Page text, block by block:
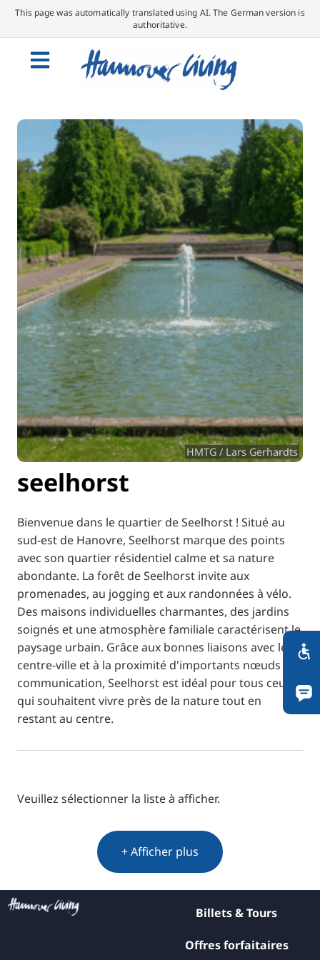
This page was automatically translated using AI. The German version is
authoritative.
HMTG / Lars Gerhardts
seelhorst
Bienvenue dans le quartier de Seelhorst ! Situé au
sud-est de Hanovre, Seelhorst marque des points
avec son quartier résidentiel calme et sa nature
abondante. La forêt de Seelhorst invite aux
promenades, au jogging et aux randonnées à vélo.
Des maisons individuelles charmantes, des jardins
soignés et une atmosphère familiale caractérisent le
paysage urbain. Grâce aux bonnes liaisons avec le
centre-ville et à la proximité d'importants nœuds de
communication, Seelhorst est idéal pour tous ceux
qui souhaitent vivre près de la nature tout en
restant au centre.
Veuillez sélectionner la liste à afficher.
+ Afficher plus
Billets & Tours
Offres forfaitaires